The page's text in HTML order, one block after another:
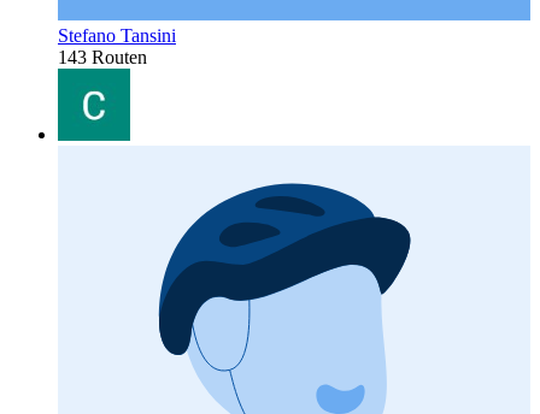
Stefano Tansini
143 Routen